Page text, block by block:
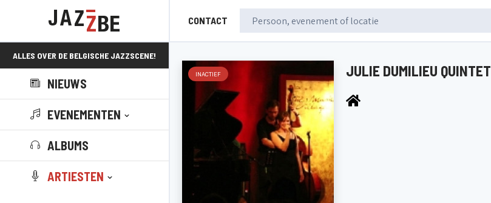
CONTACT
ALLES OVER DE BELGISCHE JAZZSCENE!
NIEUWS
EVENEMENTEN
ALBUMS
ARTIESTEN
INACTIEF JULIE DUMILIEU QUINTET